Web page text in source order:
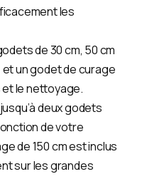
les
de 30 cm, 50 cm
un godet de curage
et le nettoyage.
deux godets
de votre
de 150 cm est inclus
sur les grandes